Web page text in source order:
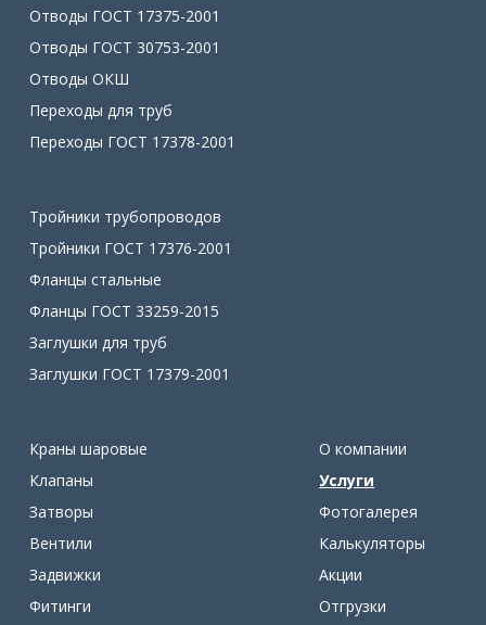
Отводы ГОСТ 17375-2001
Отводы ГОСТ 30753-2001
Отводы ОКШ
Переходы для труб
Переходы ГОСТ 17378-2001
Тройники трубопроводов
Тройники ГОСТ 17376-2001
Фланцы стальные
Фланцы ГОСТ 33259-2015
Заглушки для труб
Заглушки ГОСТ 17379-2001
Краны шаровые
Клапаны
Затворы
Вентили
Задвижки
Фитинги
О компании
Услуги
Фотогалерея
Калькуляторы
Акции
Отгрузки